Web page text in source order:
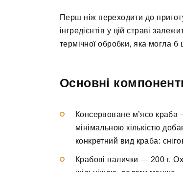
Перш ніж переходити до
інгредієнтів у цій страві
термічної обробки, яка могла
Основні
Консервоване м’ясо краба
мінімальною кількістю
конкретний вид краба:
Крабові палички — 200 г.